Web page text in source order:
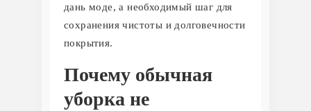
дань моде, а необходимый шаг для
сохранения чистоты и долговечности
покрытия.
Почему обычная
уборка не